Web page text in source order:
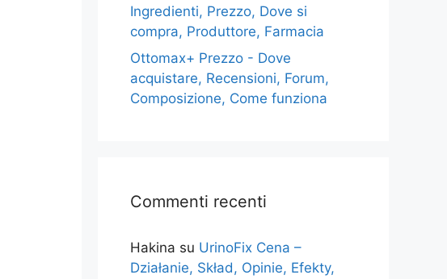
Ingredienti, Prezzo, Dove si
compra, Produttore, Farmacia
Ottomax+ Prezzo - Dove
acquistare, Recensioni, Forum,
Composizione, Come funziona
Commenti recenti
Hakina su UrinoFix Cena –
Działanie, Skład, Opinie, Efekty,